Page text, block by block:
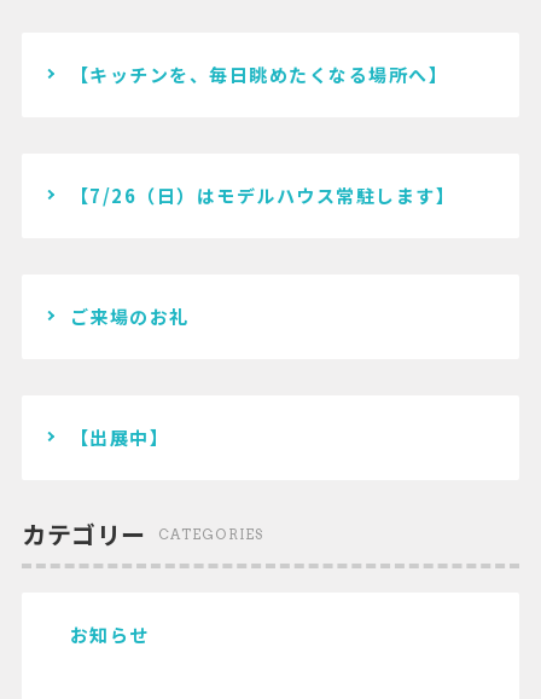
【キッチンを、毎日眺めたくなる場所へ】
【7/26（日）はモデルハウス常駐します】
ご来場のお礼
【出展中】
カテゴリー CATEGORIES
お知らせ